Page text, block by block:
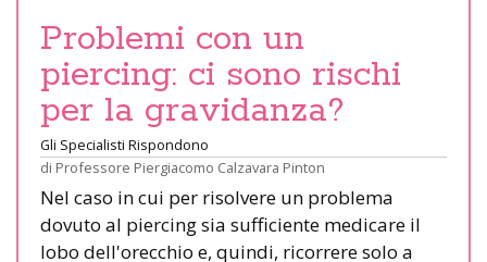
Problemi con un
piercing: ci sono rischi
per la gravidanza?
Gli Specialisti Rispondono
di Professore Piergiacomo Calzavara Pinton
Nel caso in cui per risolvere un problema
dovuto al piercing sia sufficiente medicare il
lobo dell'orecchio e, quindi, ricorrere solo a